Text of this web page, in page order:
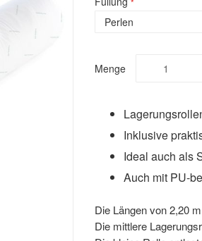
Menge
Inklusive
Ideal auch als
Auch mit PU-
Die Längen von 2,20
Die mittlere